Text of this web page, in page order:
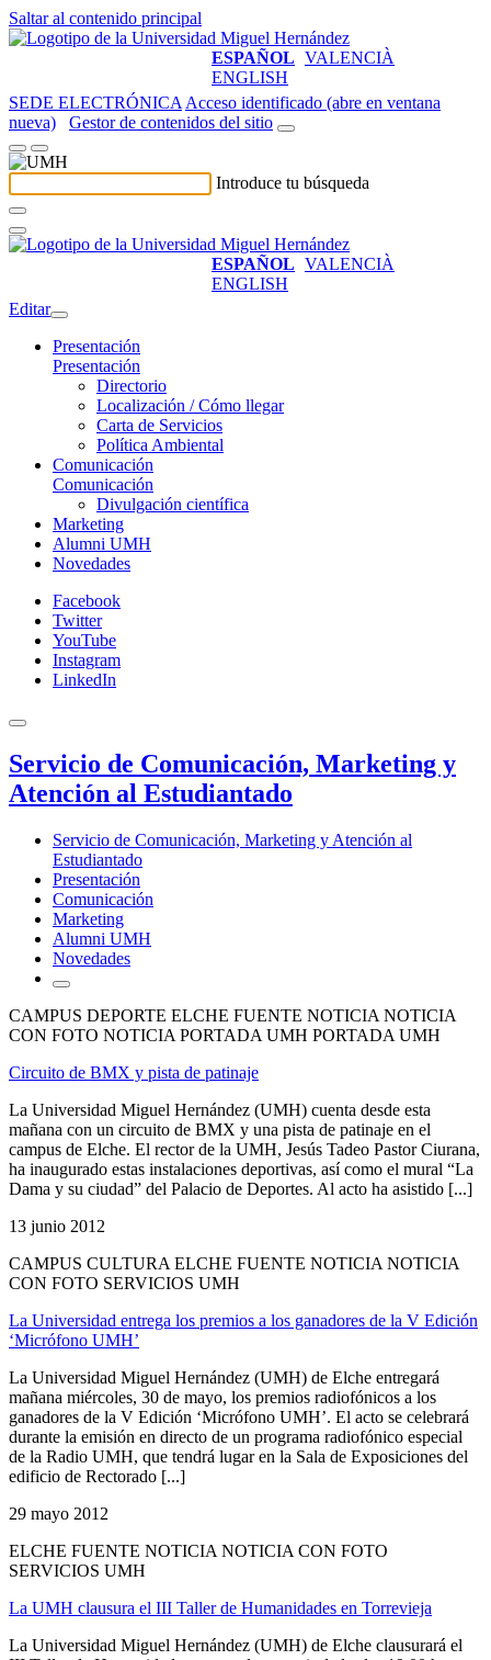
Saltar al contenido principal
ESPAÑOL VALENCIÀ
ENGLISH
SEDE ELECTRÓNICA Acceso identificado (abre en ventana
nueva)
Gestor de contenidos del sitio
Introduce tu búsqueda
ESPAÑOL VALENCIÀ
ENGLISH
Editar
Presentación
Presentación
Directorio
Localización / Cómo llegar
Carta de Servicios
Política Ambiental
Comunicación
Comunicación
Divulgación científica
Marketing
Alumni UMH
Novedades
Facebook
Twitter
YouTube
Instagram
LinkedIn
Servicio de Comunicación, Marketing y
Atención al Estudiantado
Servicio de Comunicación, Marketing y Atención al
Estudiantado
Presentación
Comunicación
Marketing
Alumni UMH
Novedades
CAMPUS DEPORTE ELCHE FUENTE NOTICIA NOTICIA
CON FOTO NOTICIA PORTADA UMH PORTADA UMH
Circuito de BMX y pista de patinaje
La Universidad Miguel Hernández (UMH) cuenta desde esta
mañana con un circuito de BMX y una pista de patinaje en el
campus de Elche. El rector de la UMH, Jesús Tadeo Pastor Ciurana,
ha inaugurado estas instalaciones deportivas, así como el mural “La
Dama y su ciudad” del Palacio de Deportes. Al acto ha asistido [...]
13 junio 2012
CAMPUS CULTURA ELCHE FUENTE NOTICIA NOTICIA
CON FOTO SERVICIOS UMH
La Universidad entrega los premios a los ganadores de la V Edición
‘Micrófono UMH’
La Universidad Miguel Hernández (UMH) de Elche entregará
mañana miércoles, 30 de mayo, los premios radiofónicos a los
ganadores de la V Edición ‘Micrófono UMH’. El acto se celebrará
durante la emisión en directo de un programa radiofónico especial
de la Radio UMH, que tendrá lugar en la Sala de Exposiciones del
edificio de Rectorado [...]
29 mayo 2012
ELCHE FUENTE NOTICIA NOTICIA CON FOTO
SERVICIOS UMH
La UMH clausura el III Taller de Humanidades en Torrevieja
La Universidad Miguel Hernández (UMH) de Elche clausurará el